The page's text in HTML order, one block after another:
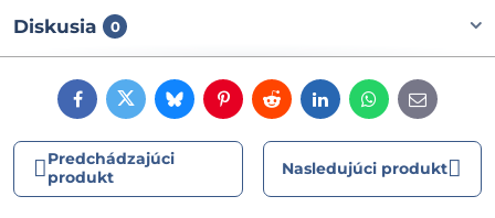
Diskusia 0
FacebookTwitterBlueskyPinterestRedditLinkedInWhatsApp
E-
mail
Predchádzajúci
produkt
Nasledujúci produkt